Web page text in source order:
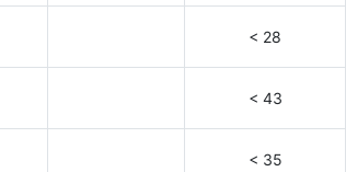
< 28
< 43
< 35